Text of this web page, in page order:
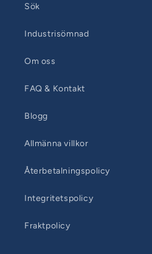
Sök
Industrisömnad
Om oss
FAQ & Kontakt
Blogg
Allmänna villkor
Återbetalningspolicy
Integritetspolicy
Fraktpolicy